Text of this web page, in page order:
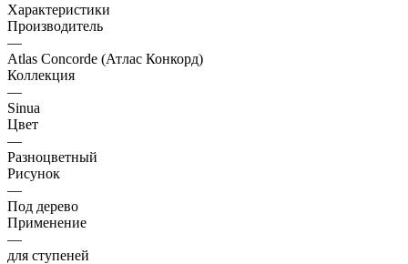
Характеристики
Производитель
—
Atlas Concorde (Атлас Конкорд)
Коллекция
—
Sinua
Цвет
—
Разноцветный
Рисунок
—
Под дерево
Применение
—
для ступеней